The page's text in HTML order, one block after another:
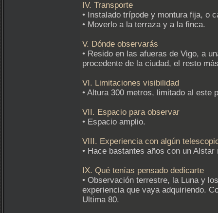
IV. Transporte
• Instalado trípode y montura fija, o
• Moverlo a la terraza y a la finca.
V. Dónde observarás
• Resido en las afueras de Vigo, a
procedente de la ciudad, el resto
VI. Limitaciones visibilidad
• Altura 300 metros, limitado al este
VII. Espacio para observar
• Espacio amplio.
VIII. Experiencia con algún
• Hace bastantes años con un Alstar
IX. Qué tenías pensado dedicarte
• Observación terrestre, la Luna y
experiencia que vaya adquiriendo.
Ultima 80.